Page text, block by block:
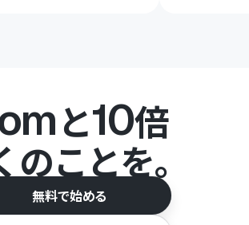
と10倍
のことを。
無料で始める